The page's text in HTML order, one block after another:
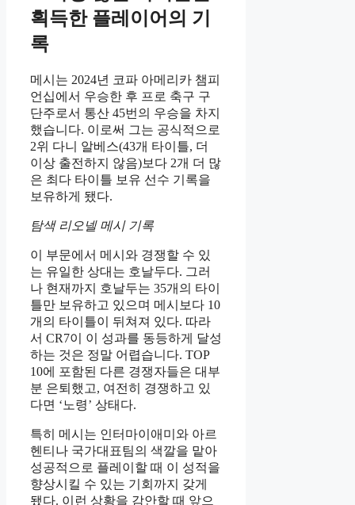
획득한 플레이어의 기
록
메시는 2024년 코파 아메리카 챔피
언십에서 우승한 후 프로 축구 구
단주로서 통산 45번의 우승을 차지
했습니다. 이로써 그는 공식적으로
2위 다니 알베스(43개 타이틀, 더
이상 출전하지 않음)보다 2개 더 많
은 최다 타이틀 보유 선수 기록을
보유하게 됐다.
탐색 리오넬 메시 기록
이 부문에서 메시와 경쟁할 수 있
는 유일한 상대는 호날두다. 그러
나 현재까지 호날두는 35개의 타이
틀만 보유하고 있으며 메시보다 10
개의 타이틀이 뒤쳐져 있다. 따라
서 CR7이 이 성과를 동등하게 달성
하는 것은 정말 어렵습니다. TOP
10에 포함된 다른 경쟁자들은 대부
분 은퇴했고, 여전히 경쟁하고 있
다면 ‘노령’ 상태다.
특히 메시는 인터마이애미와 아르
헨티나 국가대표팀의 색깔을 맡아
성공적으로 플레이할 때 이 성적을
향상시킬 수 있는 기회까지 갖게
됐다. 이런 상황을 감안할 때 앞으